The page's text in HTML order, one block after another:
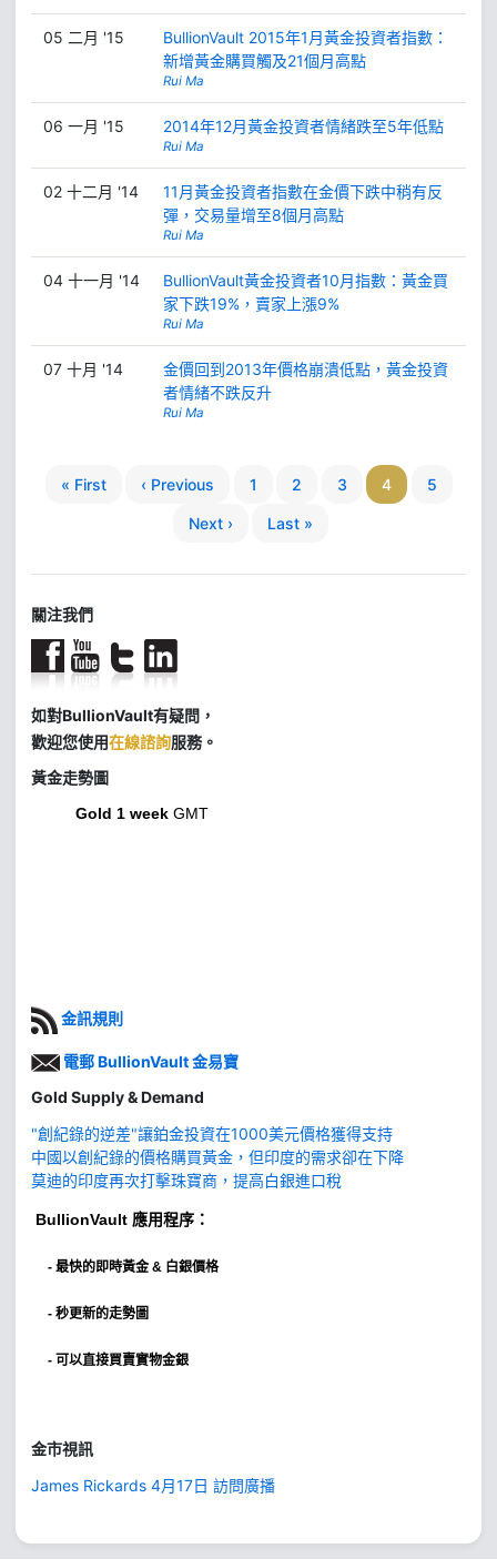
05 二月 '15
BullionVault 2015年1月黃金投資者指數：
新增黃金購買觸及21個月高點
Rui Ma
06 一月 '15 2014年12月黃金投資者情緒跌至5年低點
Rui Ma
02 十二月 '14
11月黃金投資者指數在金價下跌中稍有反
彈，交易量增至8個月高點
Rui Ma
04 十一月 '14
BullionVault黃金投資者10月指數：黃金買
家下跌19%，賣家上漲9%
Rui Ma
07 十月 '14
金價回到2013年價格崩潰低點，黃金投資
者情緒不跌反升
Rui Ma
« First ‹ Previous 1 2 3 4 5
Next › Last »
關注我們
如對BullionVault有疑問，
歡迎您使用在線諮詢服務。
黃金走勢圖
Gold 1 week GMT
金訊規則
電郵 BullionVault 金易寶
Gold Supply & Demand
"創紀錄的逆差"讓鉑金投資在1000美元價格獲得支持
中國以創紀錄的價格購買黃金，但印度的需求卻在下降
莫迪的印度再次打擊珠寶商，提高白銀進口稅
BullionVault 應用程序：
- 最快的即時黃金 & 白銀價格
- 秒更新的走勢圖
- 可以直接買賣實物金銀
金市視訊
James Rickards 4月17日 訪問廣播